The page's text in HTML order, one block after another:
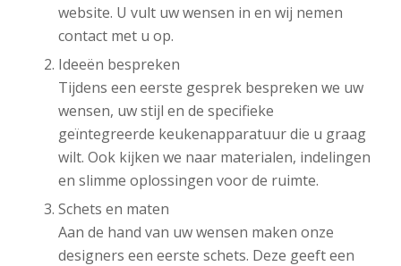
website. U vult uw wensen in en wij nemen
contact met u op.
Ideeën bespreken
Tijdens een eerste gesprek bespreken we uw
wensen, uw stijl en de specifieke
geïntegreerde keukenapparatuur die u graag
wilt. Ook kijken we naar materialen, indelingen
en slimme oplossingen voor de ruimte.
Schets en maten
Aan de hand van uw wensen maken onze
designers een eerste schets. Deze geeft een